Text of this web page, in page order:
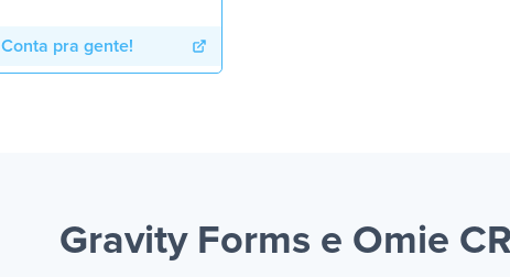
Conta pra gente!
Gravity Forms e Omie